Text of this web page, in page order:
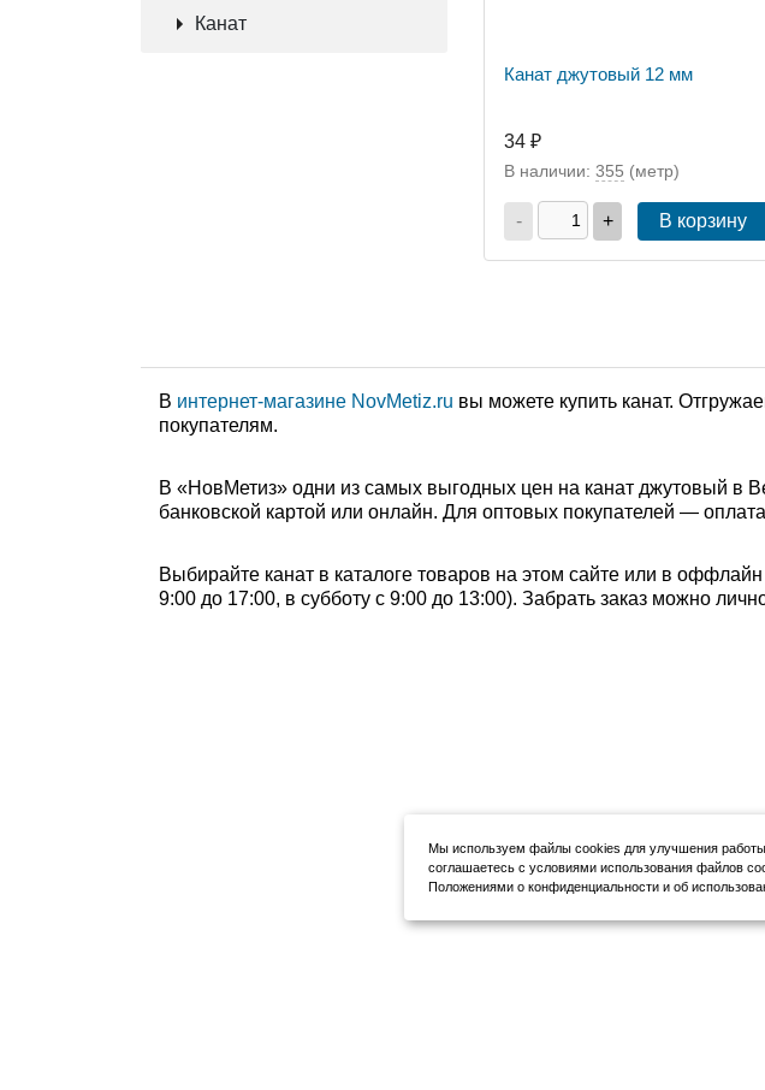
Канат
Канат джутовый 12 мм
34 ₽
В наличии: 355 (метр)
- + В корзину
В интернет-магазине NovMetiz.ru вы можете купить канат.
покупателям.
В «НовМетиз» одни из самых выгодных цен на канат джутовый в
банковской картой или онлайн. Для оптовых покупателей — оплата
Выбирайте канат в каталоге товаров на этом сайте или в
9:00 до 17:00, в субботу с 9:00 до 13:00). Забрать заказ можно
Мы используем файлы cookies для улучшения
соглашаетесь с условиями использования файлов
Положениями о конфиденциальности и об